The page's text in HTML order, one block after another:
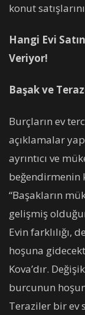
konut
Hangi Evi
Veriyor!
Başak ve
Burçların ev
açıklamalar
ayrıntıcı ve
beğendirmenin
“Başakların
gelişmiş
Evin farklılığı,
hoşuna
Kova’dır.
burcunun
Teraziler bir ev